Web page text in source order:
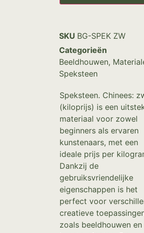
SKU BG-SPEK ZW
Categorieën
Beeldhouwen,
Speksteen
Speksteen. Chinees:
(kiloprijs) is een
materiaal voor zowel
beginners als ervaren
kunstenaars, met een
ideale prijs per
Dankzij de
gebruiksvriendelijke
eigenschappen is het
perfect voor
creatieve
zoals beeldhouwen en